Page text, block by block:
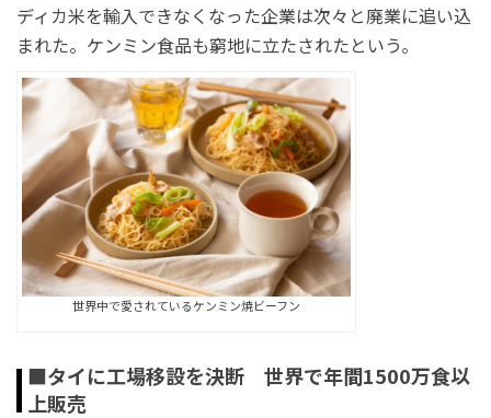
ディカ米を輸入できなくなった企業は次々と廃業に追い込
まれた。ケンミン食品も窮地に立たされたという。
世界中で愛されているケンミン焼ビーフン
■タイに工場移設を決断 世界で年間1500万食以
上販売